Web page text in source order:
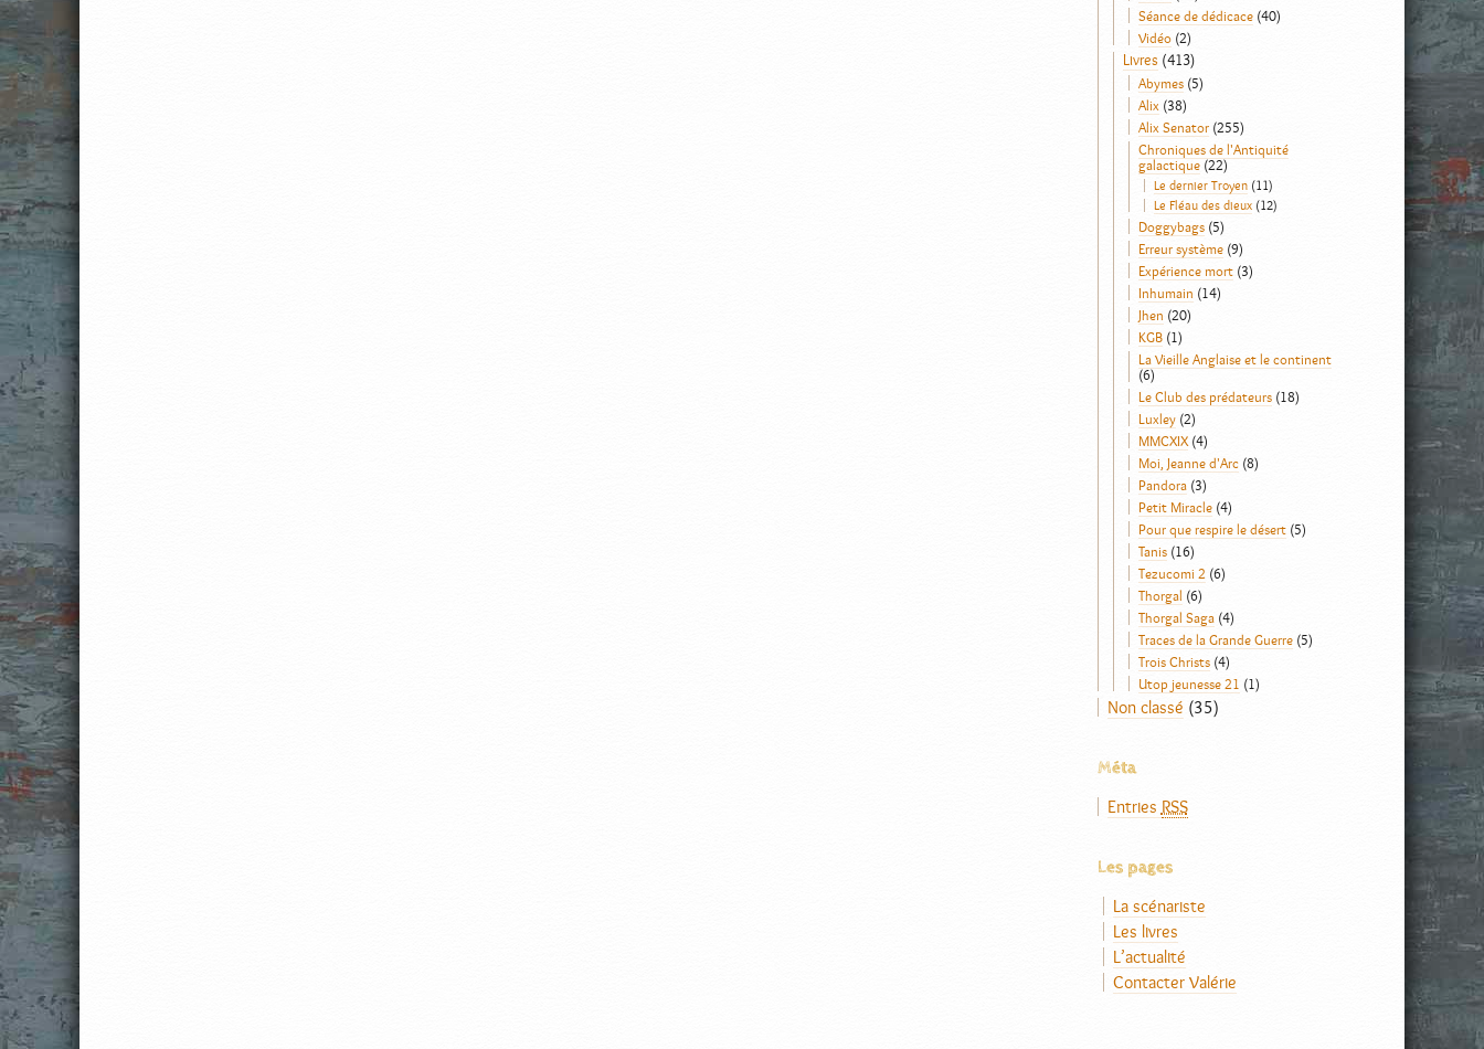
Séance de dédicace(40)
Vidéo(2)
Livres (413)
Abymes(5)
Alix (38)
Alix Senator(255)
Chroniques de l'Antiquité
galactique(22)
Le dernier Troyen(11)
Le Fléau des dieux(12)
Doggybags(5)
Erreur système(9)
Expérience mort(3)
Inhumain (14)
Jhen (20)
KGB(1)
La Vieille Anglaise et le continent
(6)
Le Club des prédateurs(18)
Luxley(2)
MMCXIX(4)
Moi, Jeanne d'Arc(8)
Pandora(3)
Petit Miracle(4)
Pour que respire le désert(5)
Tanis(16)
Tezucomi 2 (6)
Thorgal (6)
Thorgal Saga(4)
Traces de la Grande Guerre(5)
Trois Christs(4)
Utop jeunesse 21 (1)
Non classé (35)
Méta
Entries RSS
Les pages
La scénariste
Les livres
L’actualité
Contacter Valérie